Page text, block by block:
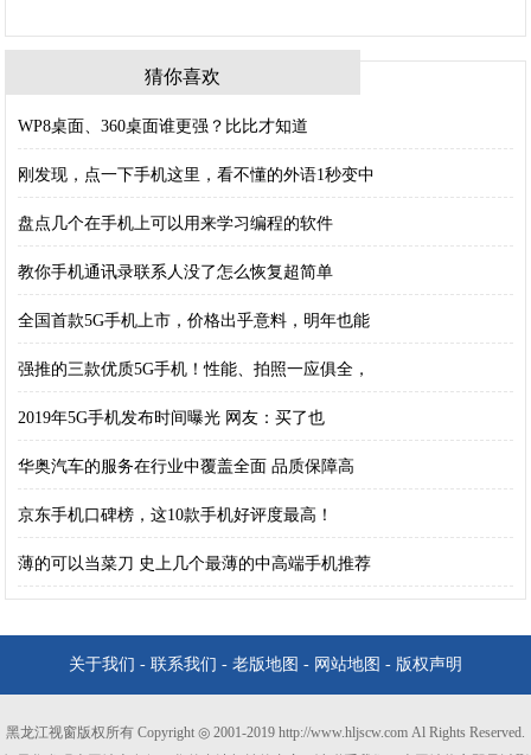
猜你喜欢
WP8桌面、360桌面谁更强？比比才知道
刚发现，点一下手机这里，看不懂的外语1秒变中
盘点几个在手机上可以用来学习编程的软件
教你手机通讯录联系人没了怎么恢复超简单
全国首款5G手机上市，价格出乎意料，明年也能
强推的三款优质5G手机！性能、拍照一应俱全，
2019年5G手机发布时间曝光 网友：买了也
华奥汽车的服务在行业中覆盖全面 品质保障高
京东手机口碑榜，这10款手机好评度最高！
薄的可以当菜刀 史上几个最薄的中高端手机推荐
关于我们 - 联系我们 - 老版地图 - 网站地图 - 版权声明
黑龙江视窗版权所有 Copyright ◎ 2001-2019 http://www.hljscw.com Al Rights Reserved.